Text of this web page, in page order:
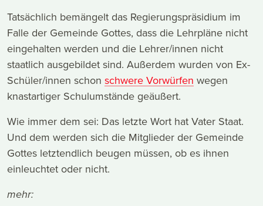
Tatsächlich bemängelt das Regierungspräsidium im
Falle der Gemeinde Gottes, dass die Lehrpläne nicht
eingehalten werden und die Lehrer/innen nicht
staatlich ausgebildet sind. Außerdem wurden von Ex-
Schüler/innen schon schwere Vorwürfen wegen
knastartiger Schulumstände geäußert.
Wie immer dem sei: Das letzte Wort hat Vater Staat.
Und dem werden sich die Mitglieder der Gemeinde
Gottes letztendlich beugen müssen, ob es ihnen
einleuchtet oder nicht.
mehr: